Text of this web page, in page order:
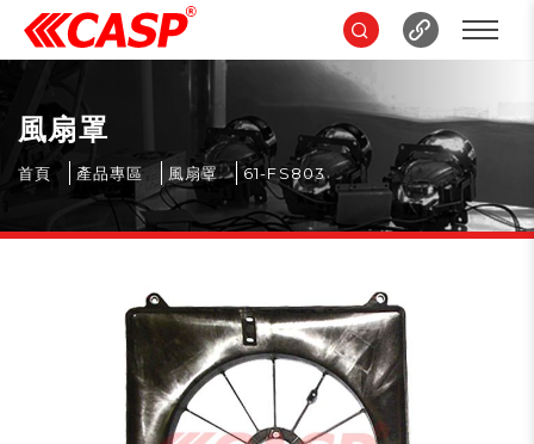
風扇罩
首頁 產品專區 風扇罩 61-FS803